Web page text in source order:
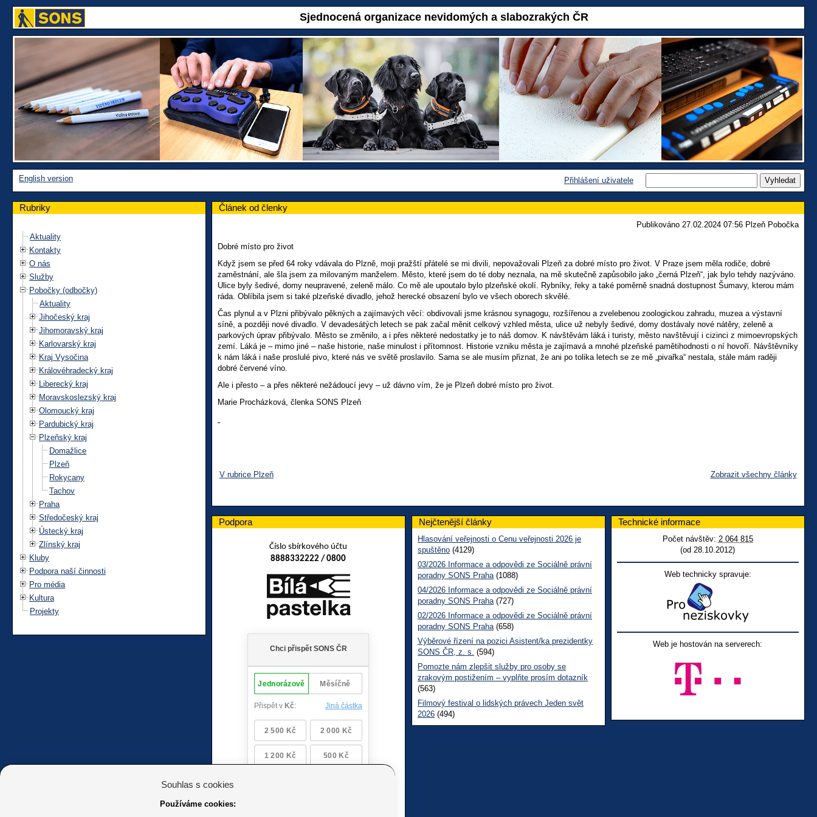
Sjednocená organizace nevidomých a slabozrakých ČR
English version Přihlášení uživatele
Rubriky
Aktuality
Kontakty
O nás
Služby
Pobočky (odbočky)
Aktuality
Jihočeský kraj
Jihomoravský kraj
Karlovarský kraj
Kraj Vysočina
Královéhradecký kraj
Liberecký kraj
Moravskoslezský kraj
Olomoucký kraj
Pardubický kraj
Plzeňský kraj
Domažlice
Plzeň
Rokycany
Tachov
Praha
Středočeský kraj
Ústecký kraj
Zlínský kraj
Kluby
Podpora naší činnosti
Pro média
Kultura
Projekty
Článek od členky
Publikováno 27.02.2024 07:56 Plzeň Pobočka
Dobré místo pro život
Když jsem se před 64 roky vdávala do Plzně, moji pražští přátelé se mi divili, nepovažovali Plzeň za dobré místo pro život. V Praze jsem měla rodiče, dobré
zaměstnání, ale šla jsem za milovaným manželem. Město, které jsem do té doby neznala, na mě skutečně zapůsobilo jako „černá Plzeň“, jak bylo tehdy nazýváno.
Ulice byly šedivé, domy neupravené, zeleně málo. Co mě ale upoutalo bylo plzeňské okolí. Rybníky, řeky a také poměrně snadná dostupnost Šumavy, kterou mám
ráda. Oblíbila jsem si také plzeňské divadlo, jehož herecké obsazení bylo ve všech oborech skvělé.
Čas plynul a v Plzni přibývalo pěkných a zajímavých věcí: obdivovali jsme krásnou synagogu, rozšířenou a zvelebenou zoologickou zahradu, muzea a výstavní
síně, a později nové divadlo. V devadesátých letech se pak začal měnit celkový vzhled města, ulice už nebyly šedivé, domy dostávaly nové nátěry, zeleně a
parkových úprav přibývalo. Město se změnilo, a i přes některé nedostatky je to náš domov. K návštěvám láká i turisty, město navštěvují i cizinci z mimoevropských
zemí. Láká je – mimo jiné – naše historie, naše minulost i přítomnost. Historie vzniku města je zajímavá a mnohé plzeňské pamětihodnosti o ní hovoří. Návštěvníky
k nám láká i naše proslulé pivo, které nás ve světě proslavilo. Sama se ale musím přiznat, že ani po tolika letech se ze mě „pivařka“ nestala, stále mám raději
dobré červené víno.
Ale i přesto – a přes některé nežádoucí jevy – už dávno vím, že je Plzeň dobré místo pro život.
Marie Procházková, členka SONS Plzeň
V rubrice Plzeň Zobrazit všechny články
Podpora
Číslo sbírkového účtu
8888332222 / 0800
Nejčtenější články
Hlasování veřejnosti o Cenu veřejnosti 2026 je
spuštěno (4129)
03/2026 Informace a odpovědi ze Sociálně právní
poradny SONS Praha (1088)
04/2026 Informace a odpovědi ze Sociálně právní
poradny SONS Praha (727)
02/2026 Informace a odpovědi ze Sociálně právní
poradny SONS Praha (658)
Výběrové řízení na pozici Asistent/ka prezidentky
SONS ČR, z. s. (594)
Pomozte nám zlepšit služby pro osoby se
zrakovým postižením – vyplňte prosím dotazník
(563)
Filmový festival o lidských právech Jeden svět
2026 (494)
Technické informace
Počet návštěv: 2 064 815
(od 28.10.2012)
Web technicky spravuje:
Web je hostován na serverech:
Souhlas s cookies
Používáme cookies: